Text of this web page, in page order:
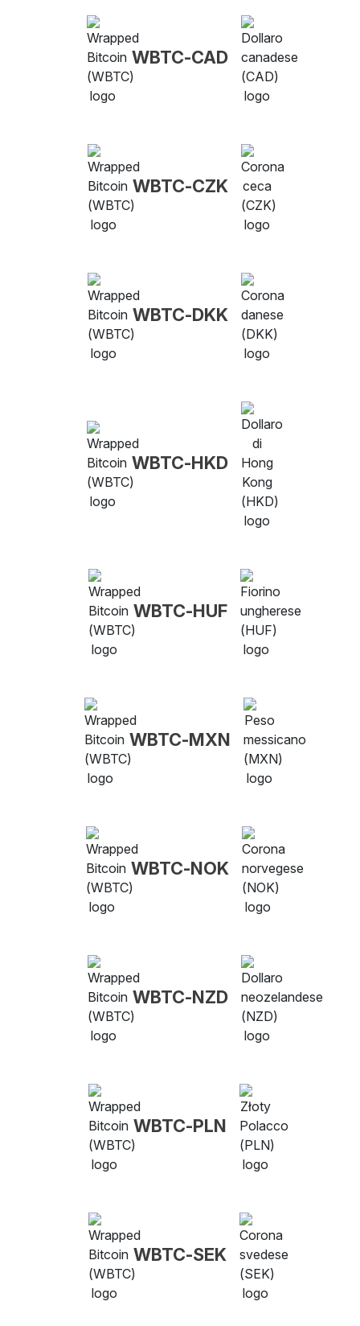
WBTC-CAD
WBTC-CZK
WBTC-DKK
WBTC-HKD
WBTC-HUF
WBTC-MXN
WBTC-NOK
WBTC-NZD
WBTC-PLN
WBTC-SEK